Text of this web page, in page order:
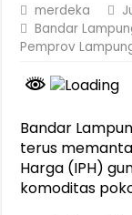
merdeka
Bandar
Pemprov
Bandar
terus
Harga (IPH)
komoditas